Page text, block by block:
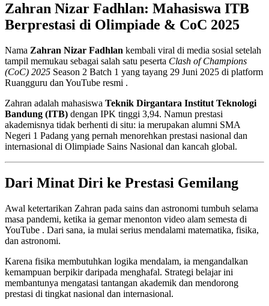
Zahran Nizar Fadhlan: Mahasiswa ITB
Berprestasi di Olimpiade & CoC 2025
Nama Zahran Nizar Fadhlan kembali viral di media sosial setelah
tampil memukau sebagai salah satu peserta Clash of Champions
(CoC) 2025 Season 2 Batch 1 yang tayang 29 Juni 2025 di platform
Ruangguru dan YouTube resmi .
Zahran adalah mahasiswa Teknik Dirgantara Institut Teknologi
Bandung (ITB) dengan IPK tinggi 3,94. Namun prestasi
akademisnya tidak berhenti di situ: ia merupakan alumni SMA
Negeri 1 Padang yang pernah menorehkan prestasi nasional dan
internasional di Olimpiade Sains Nasional dan kancah global.
Dari Minat Diri ke Prestasi Gemilang
Awal ketertarikan Zahran pada sains dan astronomi tumbuh selama
masa pandemi, ketika ia gemar menonton video alam semesta di
YouTube . Dari sana, ia mulai serius mendalami matematika, fisika,
dan astronomi.
Karena fisika membutuhkan logika mendalam, ia mengandalkan
kemampuan berpikir daripada menghafal. Strategi belajar ini
membantunya mengatasi tantangan akademik dan mendorong
prestasi di tingkat nasional dan internasional.